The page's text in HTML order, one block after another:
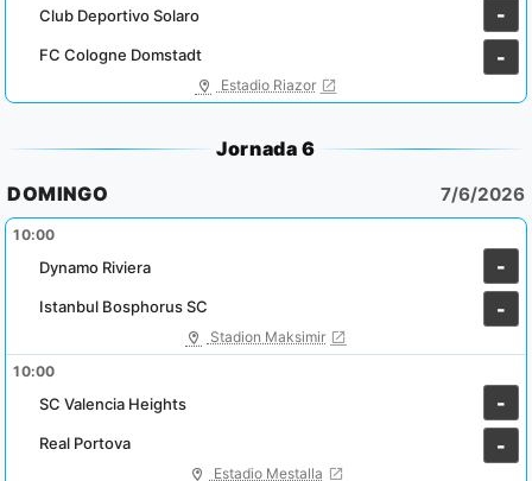
Club Deportivo Solaro
-
-
FC Cologne Domstadt
Estadio Riazor
Jornada 6
DOMINGO
7/6/2026
10:00
Dynamo Riviera
-
-
Istanbul Bosphorus SC
Stadion Maksimir
10:00
SC Valencia Heights
-
-
Real Portova
Estadio Mestalla